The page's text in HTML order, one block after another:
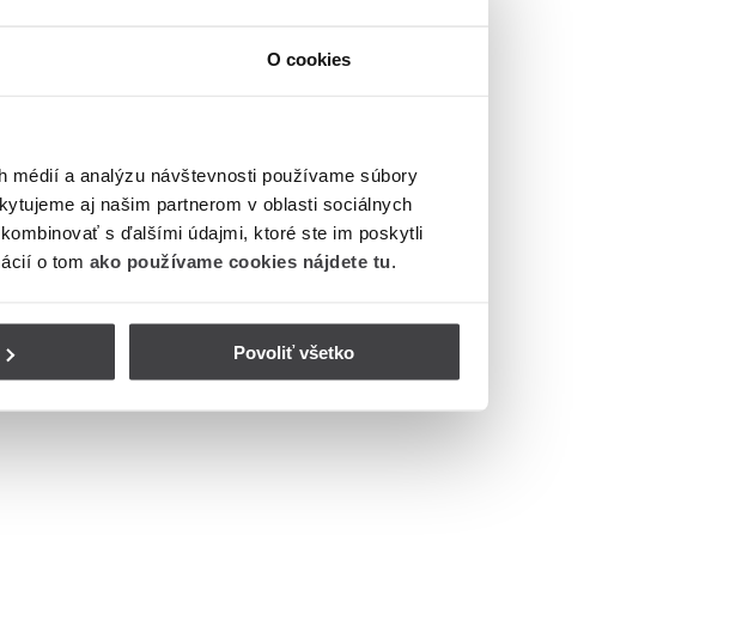
O cookies
médií a analýzu návštevnosti používame súbory
aj našim partnerom v oblasti sociálnych
s ďalšími údajmi, ktoré ste im poskytli
o tom ako používame cookies nájdete tu.
Povoliť všetko